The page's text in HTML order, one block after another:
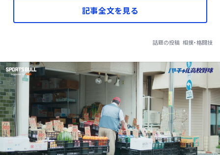
記事全文を見る
話題の投稿 相撲・格闘技